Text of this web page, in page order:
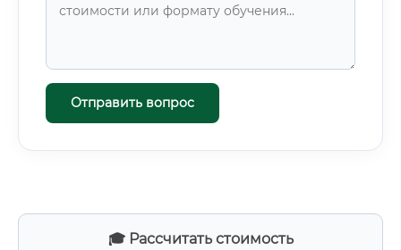
🎓 Рассчитать стоимость
Отправить вопрос